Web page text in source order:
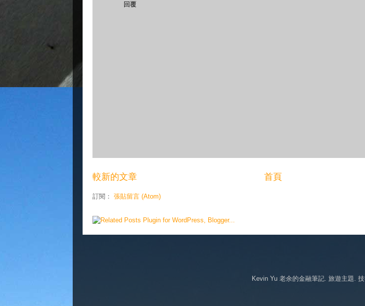
回覆
較新的文章 首頁
訂閱： 張貼留言 (Atom)
Kevin Yu 老余的金融筆記. 旅遊主題. 技